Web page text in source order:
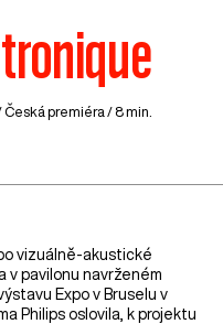
Česká premiéra / 8 min.
vizuálně-akustické
v pavilonu navrženém
Expo v Bruselu v
Philips oslovila, k projektu